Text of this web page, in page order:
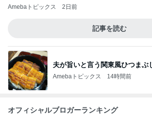
Amebaトピックス 2日前
記事を読む
夫が旨いと言う関東風ひつまぶ
Amebaトピックス 14時間前
オフィシャルブロガーランキング